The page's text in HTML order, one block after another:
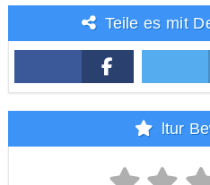
Teile es mit
ltur